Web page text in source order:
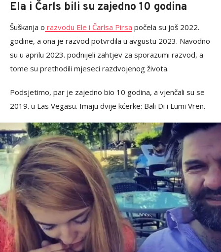
Ela i Čarls bili su zajedno 10 godina
Šuškanja o razvodu Ele i Čarlsa Pirsa počela su još 2022.
godine, a ona je razvod potvrdila u avgustu 2023. Navodno
su u aprilu 2023. podnijeli zahtjev za sporazumi razvod, a
tome su prethodili mjeseci razdvojenog života.
Podsjetimo, par je zajedno bio 10 godina, a vjenčali su se
2019. u Las Vegasu. Imaju dvije kćerke: Bali Di i Lumi Vren.